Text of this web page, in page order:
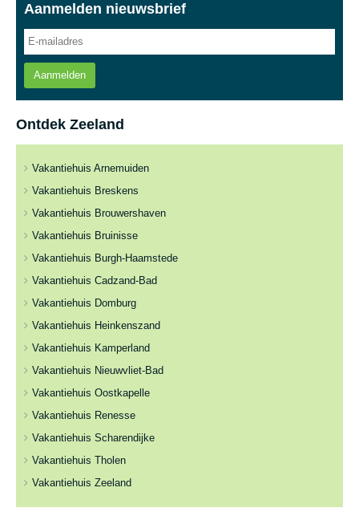
Aanmelden nieuwsbrief
Aanmelden
Ontdek Zeeland
Vakantiehuis Arnemuiden
Vakantiehuis Breskens
Vakantiehuis Brouwershaven
Vakantiehuis Bruinisse
Vakantiehuis Burgh-Haamstede
Vakantiehuis Cadzand-Bad
Vakantiehuis Domburg
Vakantiehuis Heinkenszand
Vakantiehuis Kamperland
Vakantiehuis Nieuwvliet-Bad
Vakantiehuis Oostkapelle
Vakantiehuis Renesse
Vakantiehuis Scharendijke
Vakantiehuis Tholen
Vakantiehuis Zeeland